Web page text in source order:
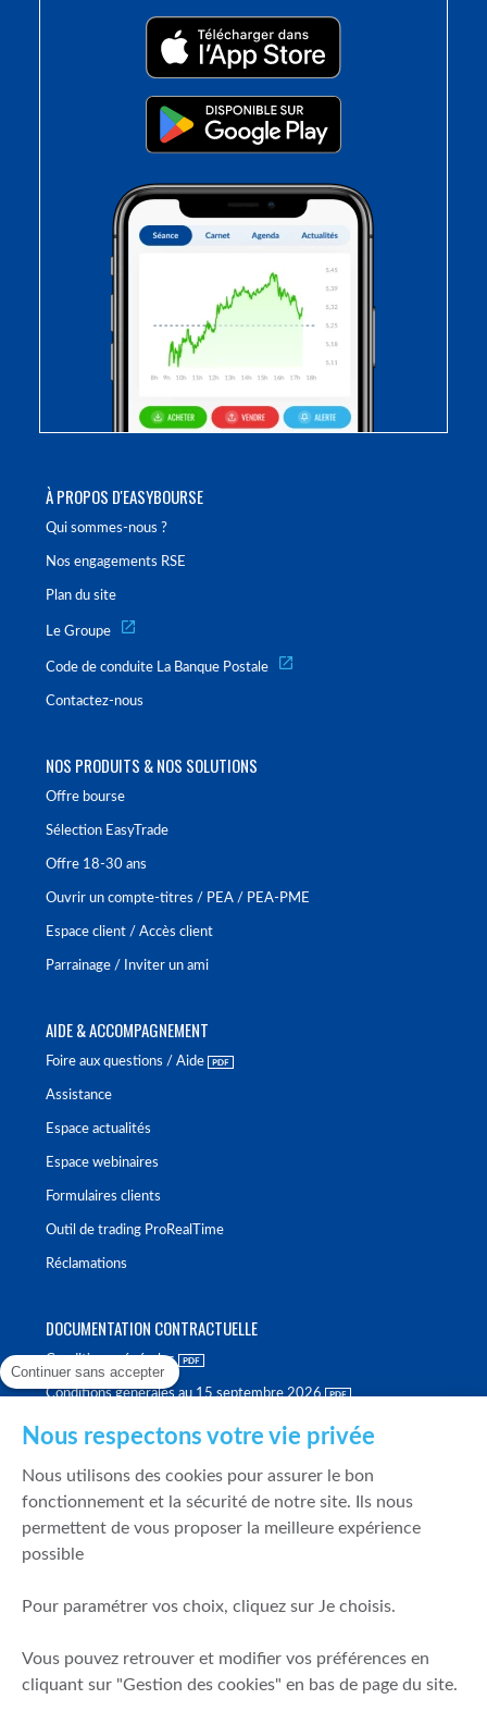
À PROPOS D'EASYBOURSE
Qui sommes-nous ?
Nos engagements RSE
Plan du site
Le Groupe
Code de conduite La Banque Postale
Contactez-nous
NOS PRODUITS & NOS SOLUTIONS
Offre bourse
Sélection EasyTrade
Offre 18-30 ans
Ouvrir un compte-titres / PEA / PEA-PME
Espace client / Accès client
Parrainage / Inviter un ami
AIDE & ACCOMPAGNEMENT
Foire aux questions / Aide
Assistance
Espace actualités
Espace webinaires
Formulaires clients
Outil de trading ProRealTime
Réclamations
DOCUMENTATION CONTRACTUELLE
Conditions générales
Conditions générales au 15 septembre 2026
Politique de meilleure sélection
Politique de durabilité
Fonds de garantie des dépôts et de résolution
Mentions légales
Prévention de la fraude
Continuer sans accepter
Nous respectons votre vie privée
Nous utilisons des cookies pour assurer le bon
fonctionnement et la sécurité de notre site. Ils nous
permettent de vous proposer la meilleure expérience
possible
Pour paramétrer vos choix, cliquez sur Je choisis.
Vous pouvez retrouver et modifier vos préférences en
cliquant sur "Gestion des cookies" en bas de page du site.